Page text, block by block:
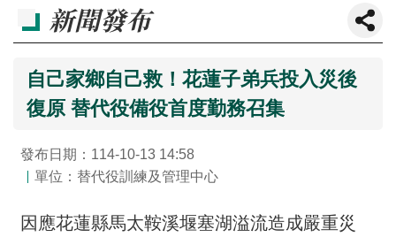
新聞發布
自己家鄉自己救！花蓮子弟兵投入災後
復原 替代役備役首度勤務召集
發布日期：114-10-13 14:58
單位：替代役訓練及管理中心
因應花蓮縣馬太鞍溪堰塞湖溢流造成嚴重災